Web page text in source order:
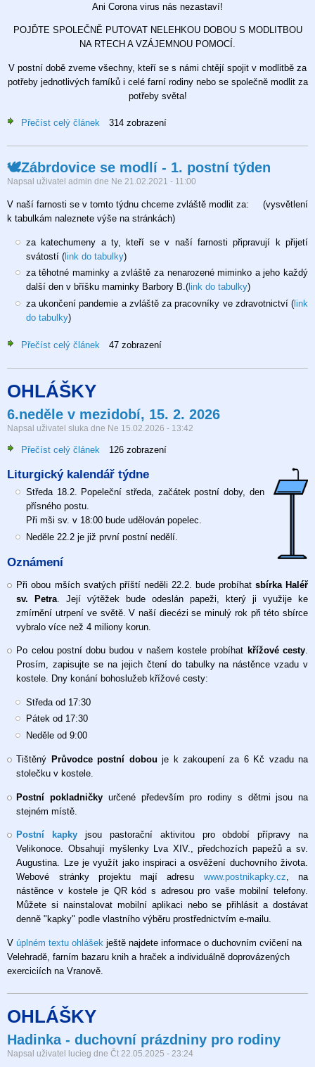
Ani Corona virus nás nezastaví!
POJĎTE SPOLEČNĚ PUTOVAT NELEHKOU DOBOU S MODLITBOU
NA RTECH A VZÁJEMNOU POMOCÍ.
V postní době zveme všechny, kteří se s námi chtějí spojit v modlitbě za
potřeby jednotlivých farníků i celé farní rodiny nebo se společně modlit za
potřeby světa!
Přečíst celý článek
se
modlí
314 zobrazení
🕊Zábrdovice se modlí - 1. postní týden
Napsal uživatel admin dne Ne 21.02.2021 - 11:00
V naší farnosti se v tomto týdnu chceme zvláště modlit za: (vysvětlení
k tabulkám naleznete výše na stránkách)
za katechumeny a ty, kteří se v naší farnosti připravují k přijetí
svátostí (link do tabulky)
za těhotné maminky a zvláště za nenarozené miminko a jeho každý
další den v bříšku maminky Barbory B.(link do tabulky)
za ukončení pandemie a zvláště za pracovníky ve zdravotnictví (link
do tabulky)
Přečíst celý článek
-
1.
postní
47 zobrazení
OHLÁŠKY
6.neděle v mezidobí, 15. 2. 2026
Napsal uživatel sluka dne Ne 15.02.2026 - 13:42
Přečíst celý článek
v
mezidobí,
2.
2026
126 zobrazení
Liturgický kalendář týdne
Středa 18.2. Popeleční středa, začátek postní doby, den
přísného postu.
Při mši sv. v 18:00 bude udělován popelec.
Neděle 22.2 je již první postní nedělí.
Oznámení
Při obou mších svatých příští neděli 22.2. bude probíhat sbírka Haléř
sv. Petra . Její výtěžek bude odeslán papeži, který ji využije ke
zmírnění utrpení ve světě. V naší diecézi se minulý rok při této sbírce
vybralo více než 4 miliony korun.
Po celou postní dobu budou v našem kostele probíhat křížové cesty.
Prosím, zapisujte se na jejich čtení do tabulky na nástěnce vzadu v
kostele. Dny konání bohoslužeb křížové cesty:
Středa od 17:30
Pátek od 17:30
Neděle od 9:00
Tištěný Průvodce postní dobou je k zakoupení za 6 Kč vzadu na
stolečku v kostele.
Postní pokladničky určené především pro rodiny s dětmi jsou na
stejném místě.
Postní kapky jsou pastorační aktivitou pro období přípravy na
Velikonoce. Obsahují myšlenky Lva XIV., předchozích papežů a sv.
Augustina. Lze je využít jako inspiraci a osvěžení duchovního života.
Webové stránky projektu mají adresu www.postnikapky.cz, na
nástěnce v kostele je QR kód s adresou pro vaše mobilní telefony.
Můžete si nainstalovat mobilní aplikaci nebo se přihlásit a dostávat
denně "kapky" podle vlastního výběru prostřednictvím e-mailu.
V úplném textu ohlášek ještě najdete informace o duchovním cvičení na
Velehradě, farním bazaru knih a hraček a individuálně doprovázených
exerciciích na Vranově.
OHLÁŠKY
Hadinka - duchovní prázdniny pro rodiny
Napsal uživatel lucieg dne Čt 22.05.2025 - 23:24